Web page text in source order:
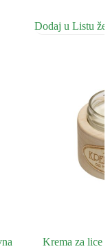
Dodaj u Listu
Krema za lice